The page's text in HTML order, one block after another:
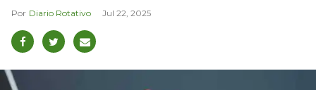
Diario Rotativo Jul 22, 2025